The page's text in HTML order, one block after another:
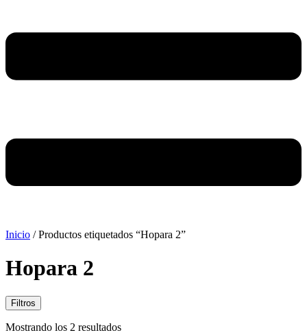
Inicio / Productos etiquetados “Hopara 2”
Hopara 2
Filtros
Mostrando los 2 resultados